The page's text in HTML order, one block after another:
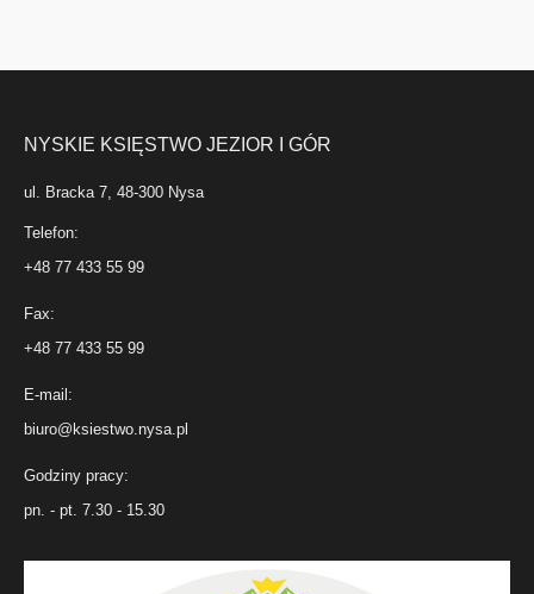
NYSKIE KSIĘSTWO JEZIOR I GÓR
ul. Bracka 7, 48-300 Nysa
Telefon:
+48 77 433 55 99
Fax:
+48 77 433 55 99
E-mail:
biuro@ksiestwo.nysa.pl
Godziny pracy:
pn. - pt. 7.30 - 15.30